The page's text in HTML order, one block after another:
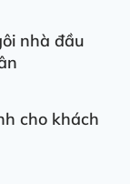
nhà đầu
cho khách